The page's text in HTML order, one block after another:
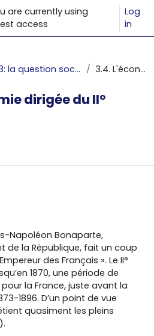
are currently using
access
Log
in
CHAPITRE 3: la question sociale et les inégalités - Le cas de la France: 1789-1913 3.4. L'économie dirigée du II° Empire
dirigée du II°
Napoléon Bonaparte,
de la République, fait un coup
des Français ». Le II°
1870, une période de
la France, juste avant la
1896. D’un point de vue
quasiment les pleins